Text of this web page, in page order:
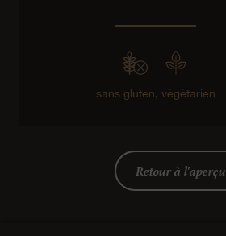
sans gluten, végétarien
Retour à l'aperçu